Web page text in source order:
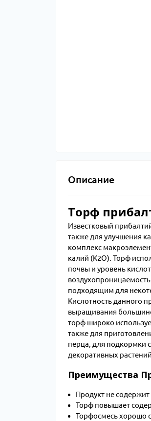
Описание
Торф
Известковый
также для улучшения
комплекс
калий (K2O). Торф
почвы и уровень
подходящим для
Кислотность данного
выращивания
торф широко
также для
перца, для подкормки
декоративных
Преимущества
Продукт не
Торф повышает
Торфосмесь хорошо